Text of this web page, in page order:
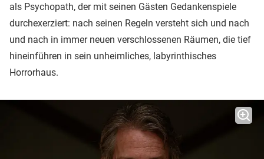
als Psychopath, der mit seinen Gästen Gedankenspiele
durchexerziert: nach seinen Regeln versteht sich und nach
und nach in immer neuen verschlossenen Räumen, die tief
hineinführen in sein unheimliches, labyrinthisches
Horrorhaus.